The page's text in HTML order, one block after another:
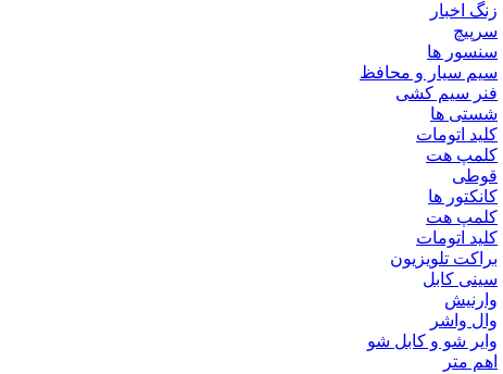
زنگ اخبار
سرپیچ
سنسور ها
سیم سیار و محافظ
فنر سیم کشی
شستی ها
کلید اتومات
کلمپ هت
قوطی
کانکتور ها
کلمپ هت
کلید اتومات
براکت تلویزیون
سینی کابل
وارنیش
وال واشر
وایر شو و کابل شو
اهم متر